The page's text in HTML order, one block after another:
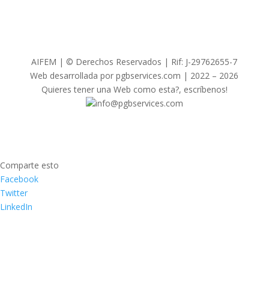
AIFEM | © Derechos Reservados | Rif: J-29762655-7
Web desarrollada por pgbservices.com | 2022 – 2026
Quieres tener una Web como esta?, escríbenos!
info@pgbservices.com
Comparte esto
Facebook
Twitter
LinkedIn